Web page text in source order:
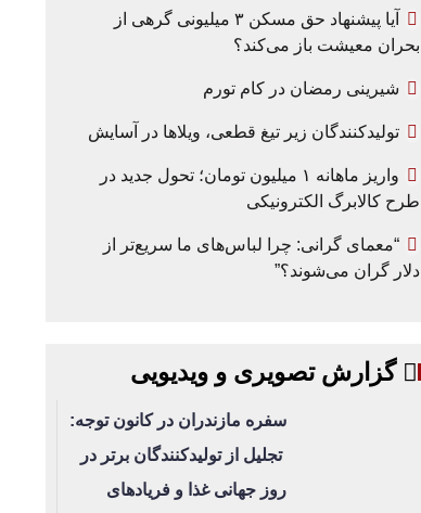
آیا پیشنهاد حق مسکن ۳ میلیونی گرهی از
بحران معیشت باز می‌کند؟
شیرینی رمضان در کام تورم
تولیدکنندگان زیر تیغ قطعی، ویلاها در آسایش
واریز ماهانه ۱ میلیون تومان؛ تحول جدید در
طرح کالابرگ الکترونیکی
“معمای گرانی: چرا لباس‌های ما سریع‌تر از
دلار گران می‌شوند؟”
گزارش تصویری و ویدیویی
سفره مازندران در کانون توجه:
تجلیل از تولیدکنندگان برتر در
روز جهانی غذا و فریادهای